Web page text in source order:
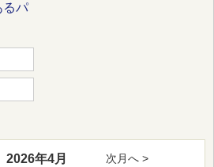
るパ
2026年4月
次月へ >